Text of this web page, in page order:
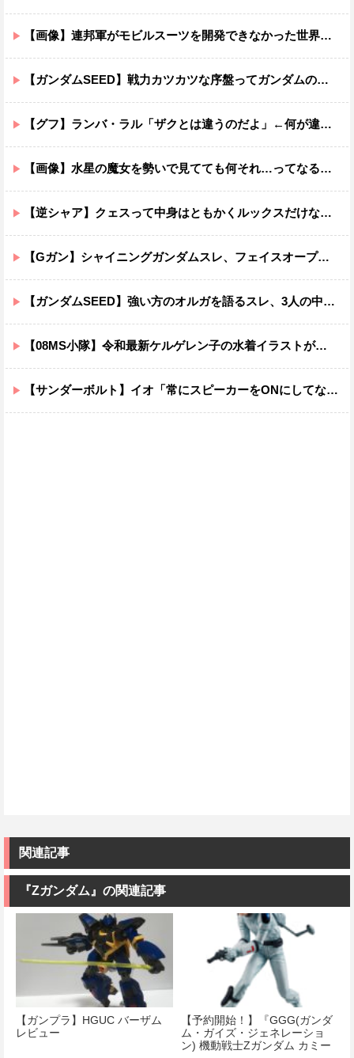
【画像】連邦軍がモビルスーツを開発できなかった世界線のガンダムｗｗｗｗｗｗｗ
【ガンダムSEED】戦力カツカツな序盤ってガンダムの中だと割と珍しい気がする
【グフ】ランバ・ラル「ザクとは違うのだよ」←何が違うの？
【画像】水星の魔女を勢いで見てても何それ…ってなる部分ｗｗｗｗｗｗｗｗ
【逆シャア】クェスって中身はともかくルックスだけなら最高だな
【Gガン】シャイニングガンダムスレ、フェイスオープンが嫌いな男の子なんていません
【ガンダムSEED】強い方のオルガを語るスレ、3人の中でも強化は一番されてない方
【08MS小隊】令和最新ケルゲレン子の水着イラストがあまりにもスケベすぎる…
【サンダーボルト】イオ「常にスピーカーをONにしてな！」→オフにしたくなる音ｗｗｗｗｗｗｗｗｗｗｗ
関連記事
『Ζガンダム』の関連記事
【ガンプラ】HGUC バーザム
レビュー
【予約開始！】『GGG(ガンダ
ム・ガイズ・ジェネレーショ
ン) 機動戦士Zガンダム カミー